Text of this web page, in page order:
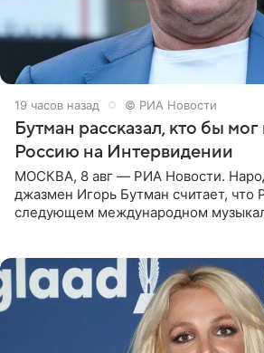
19 часов назад © РИА Новости
Бутман рассказал, кто бы мог
Россию на Интервидении
МОСКВА, 8 авг — РИА Новости.
джазмен Игорь Бутман считает, что
следующем международном